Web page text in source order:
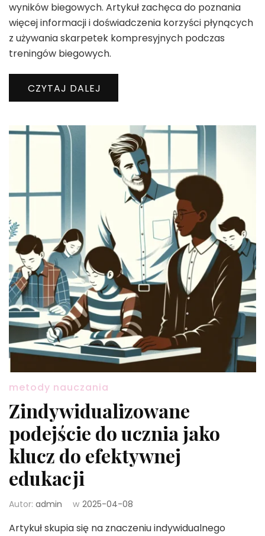
wyników biegowych. Artykuł zachęca do poznania
więcej informacji i doświadczenia korzyści płynących
z używania skarpetek kompresyjnych podczas
treningów biegowych.
CZYTAJ DALEJ
metody nauczania
Zindywidualizowane
podejście do ucznia jako
klucz do efektywnej
edukacji
Autor: admin w 2025-04-08
Artykuł skupia się na znaczeniu indywidualnego